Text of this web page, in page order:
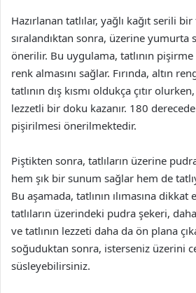
Hazırlanan tatlılar, yağlı kağıt serili bir
sıralandıktan sonra, üzerine yumurta
önerilir. Bu uygulama, tatlının pişirme
renk almasını sağlar. Fırında, altın
tatlının dış kısmı oldukça çıtır
lezzetli bir doku kazanır. 180
pişirilmesi önerilmektedir.
Piştikten sonra, tatlıların üzerine
hem şık bir sunum sağlar hem de
Bu aşamada, tatlının ılımasına dikkat
tatlıların üzerindeki pudra şekeri,
ve tatlının lezzeti daha da ön plana
soğuduktan sonra, isterseniz üzerini
süsleyebilirsiniz.